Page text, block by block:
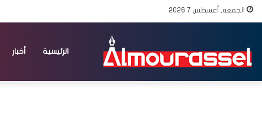
الجمعة, أغسطس 7 2026
الرئيسية أخبار